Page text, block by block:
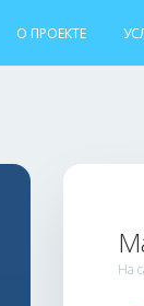
О ПРОЕКТЕ
На